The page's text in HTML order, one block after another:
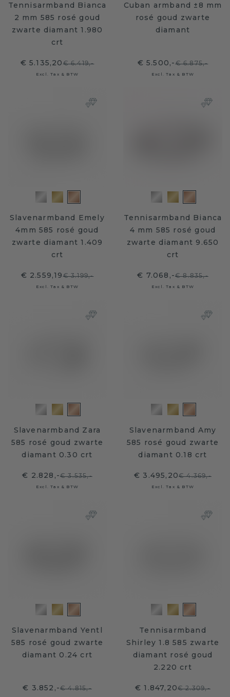
Tennisarmband Bianca
2 mm 585 rosé goud
zwarte diamant 1.980
crt
€ 5.135,20€ 6.419,-
Excl. Tax & BTW
Cuban armband ±8 mm
rosé goud zwarte
diamant
€ 5.500,-€ 6.875,-
Excl. Tax & BTW
Slavenarmband Emely
4mm 585 rosé goud
zwarte diamant 1.409
crt
€ 2.559,19€ 3.199,-
Excl. Tax & BTW
Tennisarmband Bianca
4 mm 585 rosé goud
zwarte diamant 9.650
crt
€ 7.068,-€ 8.835,-
Excl. Tax & BTW
Slavenarmband Zara
585 rosé goud zwarte
diamant 0.30 crt
€ 2.828,-€ 3.535,-
Excl. Tax & BTW
Slavenarmband Amy
585 rosé goud zwarte
diamant 0.18 crt
€ 3.495,20€ 4.369,-
Excl. Tax & BTW
Slavenarmband Yentl
585 rosé goud zwarte
diamant 0.24 crt
€ 3.852,-€ 4.815,-
Tennisarmband
Shirley 1.8 585 zwarte
diamant rosé goud
2.220 crt
€ 1.847,20€ 2.309,-